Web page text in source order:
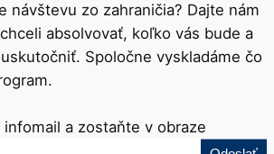
návštevu zo zahraničia? Dajte nám
absolvovať, koľko vás bude a
Spoločne vyskladáme čo
a zostaňte v obraze